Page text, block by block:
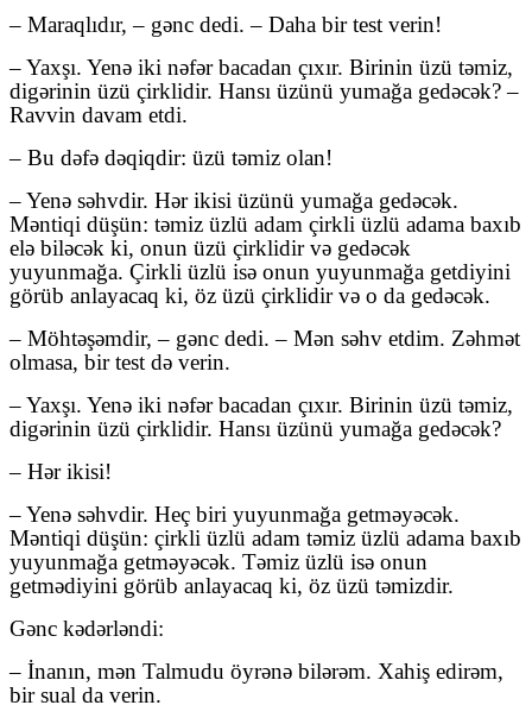
– Maraqlıdır, – gənc dedi. – Daha bir test verin!
– Yaxşı. Yenə iki nəfər bacadan çıxır. Birinin üzü təmiz,
digərinin üzü çirklidir. Hansı üzünü yumağa gedəcək? –
Ravvin davam etdi.
– Bu dəfə dəqiqdir: üzü təmiz olan!
– Yenə səhvdir. Hər ikisi üzünü yumağa gedəcək.
Məntiqi düşün: təmiz üzlü adam çirkli üzlü adama baxıb
elə biləcək ki, onun üzü çirklidir və gedəcək
yuyunmağa. Çirkli üzlü isə onun yuyunmağa getdiyini
görüb anlayacaq ki, öz üzü çirklidir və o da gedəcək.
– Möhtəşəmdir, – gənc dedi. – Mən səhv etdim. Zəhmət
olmasa, bir test də verin.
– Yaxşı. Yenə iki nəfər bacadan çıxır. Birinin üzü təmiz,
digərinin üzü çirklidir. Hansı üzünü yumağa gedəcək?
– Hər ikisi!
– Yenə səhvdir. Heç biri yuyunmağa getməyəcək.
Məntiqi düşün: çirkli üzlü adam təmiz üzlü adama baxıb
yuyunmağa getməyəcək. Təmiz üzlü isə onun
getmədiyini görüb anlayacaq ki, öz üzü təmizdir.
Gənc kədərləndi:
– İnanın, mən Talmudu öyrənə bilərəm. Xahiş edirəm,
bir sual da verin.